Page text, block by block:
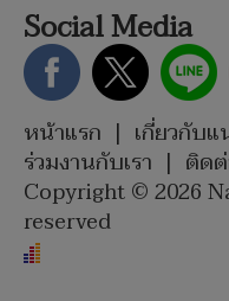
Social Media
หน้าแรก | เกี่ยวกับ
ร่วมงานกับเรา | ติด
Copyright © 2026
reserved